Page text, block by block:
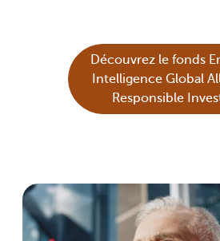
Découvrez le fonds
Intelligence Global
Responsible